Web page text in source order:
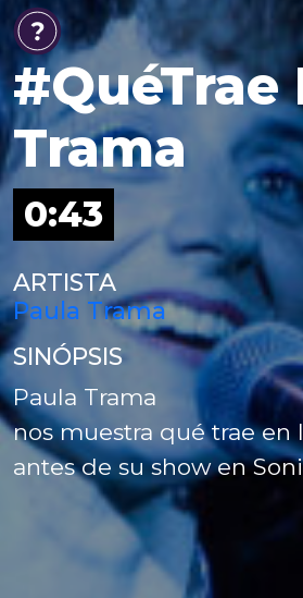
#QuéTrae
Trama
0:43
ARTISTA
Paula Trama
SINÓPSIS
Paula Trama
nos muestra qué trae en
antes de su show en